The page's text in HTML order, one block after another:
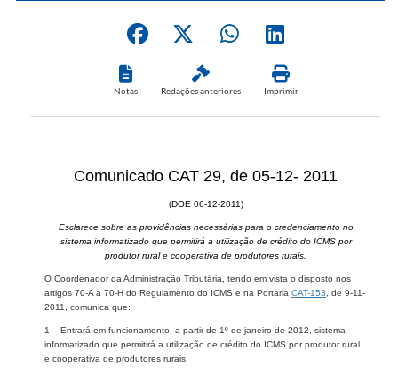
Notas Redações anteriores Imprimir
Comunicado CAT 29, de 05-12- 2011
(DOE 06-12-2011)
Esclarece sobre as providências necessárias para o credenciamento no
sistema informatizado que permitirá a utilização de crédito do ICMS por
produtor rural e cooperativa de produtores rurais.
O Coordenador da Administração Tributária, tendo em vista o disposto nos
artigos 70-A a 70-H do Regulamento do ICMS e na Portaria CAT-153 , de 9-11-
2011, comunica que:
1 – Entrará em funcionamento, a partir de 1º de janeiro de 2012, sistema
informatizado que permitirá a utilização de crédito do ICMS por produtor rural
e cooperativa de produtores rurais.